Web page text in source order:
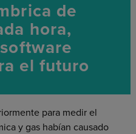
de
hora,
el futuro
para medir el
y gas habían causado